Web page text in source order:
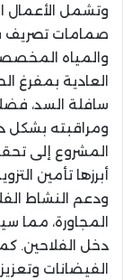
وتشمل الأعمال
صمامات تصريف
والمياه
العادية بمفرغ
سافلة السد،
ومراقبته بشكل
المشروع إلى
أبرزها تأمين
ودعم النشاط
المجاورة، مما
دخل الفلاحين.
الفيضانات